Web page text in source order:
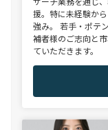
援。特に未経験か
強み。 若手・ポテ
補者様のご志向と
ていただきます。